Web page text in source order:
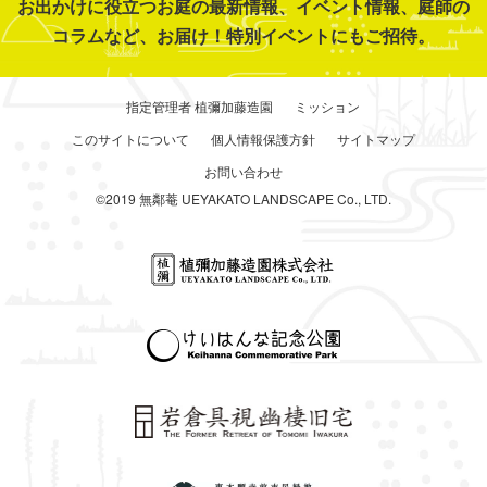
お出かけに役立つお庭の最新情報、イベント情報、庭師の
コラムなど、お届け！特別イベントにもご招待。
指定管理者 植彌加藤造園
ミッション
このサイトについて
個人情報保護方針
サイトマップ
お問い合わせ
©2019 無鄰菴 UEYAKATO LANDSCAPE Co., LTD.